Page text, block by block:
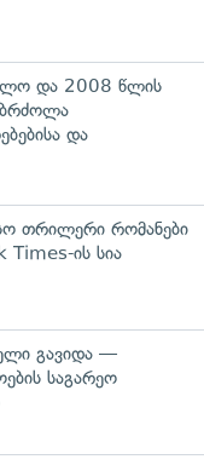
და 2008 წლის
ბრძოლა
და
თრილერი რომანები
Times-ის სია
გავიდა —
საგარეო